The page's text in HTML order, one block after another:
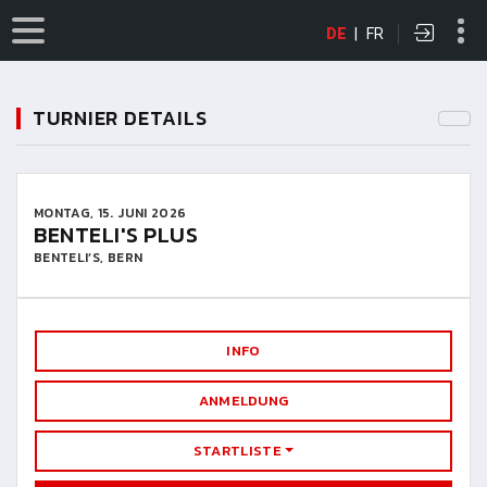
DE | FR
TURNIER DETAILS
MONTAG, 15. JUNI 2026
BENTELI'S PLUS
BENTELI’S, BERN
INFO
ANMELDUNG
STARTLISTE